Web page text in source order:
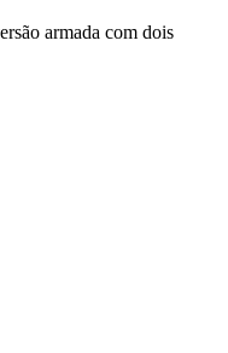
armada com dois